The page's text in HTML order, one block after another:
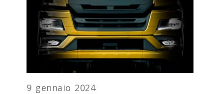
9 gennaio 2024